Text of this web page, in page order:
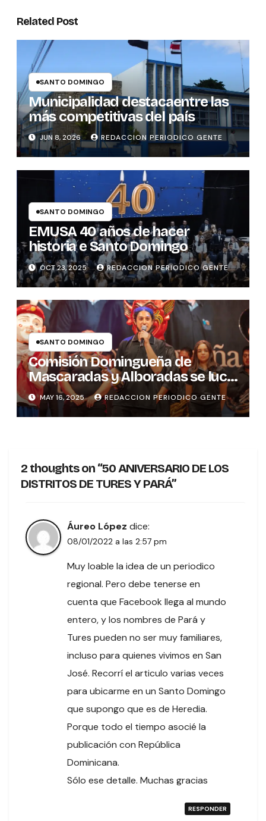
Related Post
SANTO DOMINGO
Municipalidad destacaentre las
más competitivas del país
JUN 8, 2026 REDACCION PERIODICO GENTE
SANTO DOMINGO
EMUSA 40 años de hacer
historia e Santo Domingo
OCT 23, 2025 REDACCION PERIODICO GENTE
SANTO DOMINGO
Comisión Domingueña de
Mascaradas y Alboradas se luce
con premio cultural
MAY 16, 2025 REDACCION PERIODICO GENTE
2 thoughts on “50 ANIVERSARIO DE LOS
DISTRITOS DE TURES Y PARÁ”
Áureo López dice:
08/01/2022 a las 2:57 pm
Muy loable la idea de un periodico
regional. Pero debe tenerse en
cuenta que Facebook llega al mundo
entero, y los nombres de Pará y
Tures pueden no ser muy familiares,
incluso para quienes vivimos en San
José. Recorrí el articulo varias veces
para ubicarme en un Santo Domingo
que supongo que es de Heredia.
Porque todo el tiempo asocié la
publicación con República
Dominicana.
Sólo ese detalle. Muchas gracias
RESPONDER